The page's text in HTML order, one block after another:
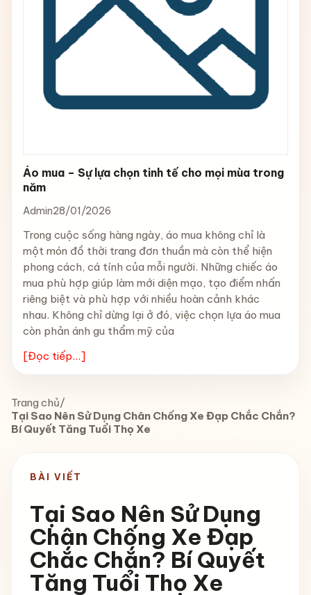
Áo mua – Sự lựa chọn tinh tế cho mọi mùa trong
năm
Admin28/01/2026
Trong cuộc sống hàng ngày, áo mua không chỉ là
một món đồ thời trang đơn thuần mà còn thể hiện
phong cách, cá tính của mỗi người. Những chiếc áo
mua phù hợp giúp làm mới diện mạo, tạo điểm nhấn
riêng biệt và phù hợp với nhiều hoàn cảnh khác
nhau. Không chỉ dừng lại ở đó, việc chọn lựa áo mua
còn phản ánh gu thẩm mỹ của
[Đọc tiếp...]
Trang chủ/
Tại Sao Nên Sử Dụng Chân Chống Xe Đạp Chắc Chắn?
Bí Quyết Tăng Tuổi Thọ Xe
BÀI VIẾT
Tại Sao Nên Sử Dụng
Chân Chống Xe Đạp
Chắc Chắn? Bí Quyết
Tăng Tuổi Thọ Xe